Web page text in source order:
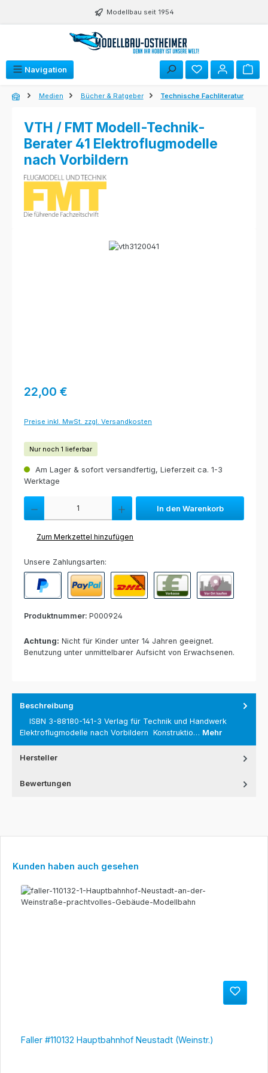
Zum Hauptinhalt springen Modellbau seit 1954
Navigation
Medien Bücher & Ratgeber Technische Fachliteratur
VTH / FMT Modell-Technik-
Berater 41 Elektroflugmodelle
nach Vorbildern
Bildergalerie überspringen
Regulärer Preis:
22,00 €
Preise inkl. MwSt. zzgl. Versandkosten
Nur noch 1 lieferbar
Am Lager & sofort versandfertig, Lieferzeit ca. 1-3
Werktage
Produkt Anzahl: Gib den gewünschten Wert ein oder benutze die
In den Warenkorb
Zum Merkzettel hinzufügen
Unsere Zahlungsarten:
Produktnummer: P000924
Achtung: Nicht für Kinder unter 14 Jahren geeignet.
Benutzung unter unmittelbarer Aufsicht von Erwachsenen.
Beschreibung
ISBN 3-88180-141-3 Verlag für Technik und Handwerk
Elektroflugmodelle nach Vorbildern Konstruktio… Mehr
Hersteller
Bewertungen
Produktgalerie überspringen
Kunden haben auch gesehen
Faller #110132 Hauptbahnhof Neustadt (Weinstr.)